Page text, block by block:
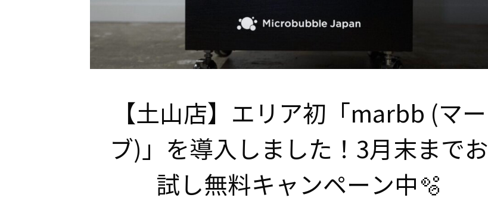
【土山店】エリア初「marbb (マー
ブ)」を導入しました！3月末までお
試し無料キャンペーン中🫧